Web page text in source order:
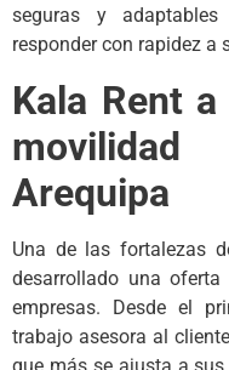
seguras y
responder con rapidez a
Kala Rent
movilidad
Arequipa
Una de las fortalezas
desarrollado una
empresas. Desde el
trabajo asesora al